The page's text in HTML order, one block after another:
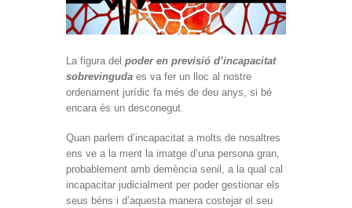
La figura del poder en previsió d’incapacitat
sobrevinguda es va fer un lloc al nostre
ordenament jurídic fa més de deu anys, si bé
encara és un desconegut.
Quan parlem d’incapacitat a molts de nosaltres
ens ve a la ment la imatge d’una persona gran,
probablement amb demència senil, a la qual cal
incapacitar judicialment per poder gestionar els
seus béns i d’aquesta manera costejar el seu